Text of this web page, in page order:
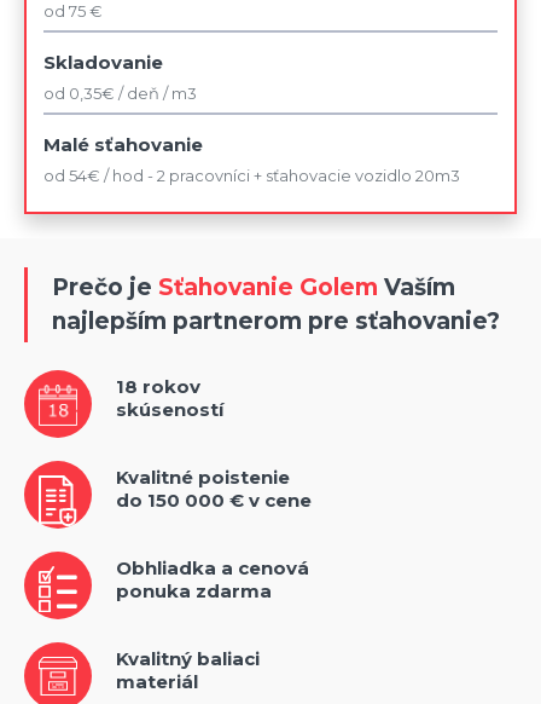
od 75 €
Skladovanie
od 0,35€ / deň / m3
Malé sťahovanie
od 54€ / hod - 2 pracovníci + sťahovacie vozidlo 20m3
Prečo je Sťahovanie Golem Vaším
najlepším partnerom pre sťahovanie?
18 rokov
skúseností
Kvalitné poistenie
do 150 000 € v cene
Obhliadka a cenová
ponuka zdarma
Kvalitný baliaci
materiál